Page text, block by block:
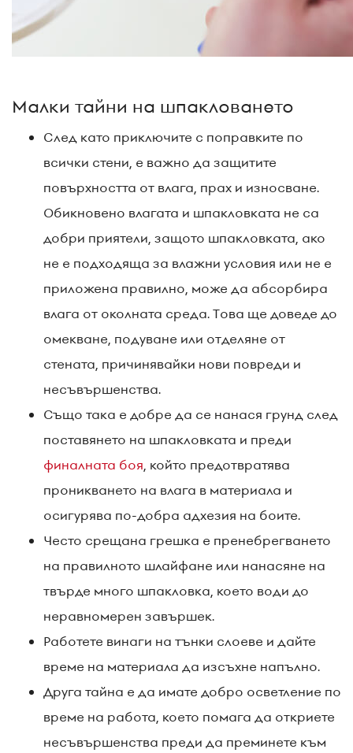
Малки тайни на шпакловането
След като приключите с поправките по
всички стени, е важно да защитите
повърхността от влага, прах и износване.
Обикновено влагата и шпакловката не са
добри приятели, защото шпакловката, ако
не е подходяща за влажни условия или не е
приложена правилно, може да абсорбира
влага от околната среда. Това ще доведе до
омекване, подуване или отделяне от
стената, причинявайки нови повреди и
несъвършенства.
Също така е добре да се нанася грунд след
поставянето на шпакловката и преди
финалната боя, който предотвратява
проникването на влага в материала и
осигурява по-добра адхезия на боите.
Често срещана грешка е пренебрегването
на правилното шлайфане или нанасяне на
твърде много шпакловка, което води до
неравномерен завършек.
Работете винаги на тънки слоеве и дайте
време на материала да изсъхне напълно.
Друга тайна е да имате добро осветление по
време на работа, което помага да откриете
несъвършенства преди да преминете към